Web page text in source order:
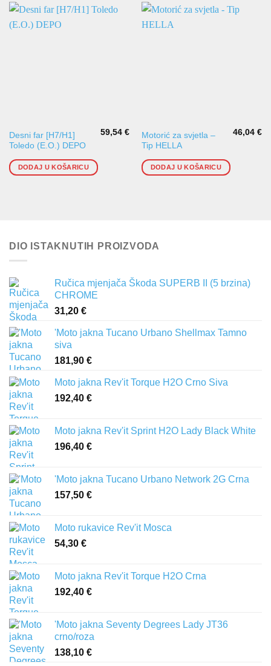
Desni far [H7/H1]
Toledo (E.O.) DEPO
59,54€
DODAJ U KOŠARICU
Motorić za svjetla –
Tip HELLA
46,04€
DODAJ U KOŠARICU
DIO ISTAKNUTIH PROIZVODA
Ručica mjenjača Škoda SUPERB II (5 brzina)
CHROME
31,20 €
'Moto jakna Tucano Urbano Shellmax Tamno
siva
181,90 €
Moto jakna Rev'it Torque H2O Crno Siva
192,40 €
Moto jakna Rev'it Sprint H2O Lady Black White
196,40 €
'Moto jakna Tucano Urbano Network 2G Crna
157,50 €
Moto rukavice Rev'it Mosca
54,30 €
Moto jakna Rev'it Torque H2O Crna
192,40 €
'Moto jakna Seventy Degrees Lady JT36
crno/roza
138,10 €